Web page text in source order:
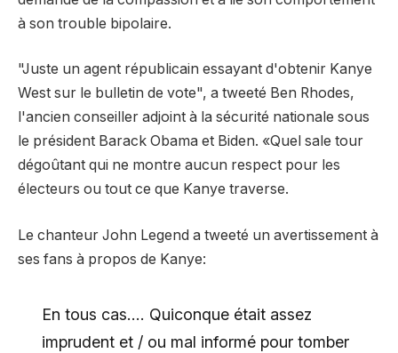
à son trouble bipolaire.
"Juste un agent républicain essayant d'obtenir Kanye
West sur le bulletin de vote", a tweeté Ben Rhodes,
l'ancien conseiller adjoint à la sécurité nationale sous
le président Barack Obama et Biden. «Quel sale tour
dégoûtant qui ne montre aucun respect pour les
électeurs ou tout ce que Kanye traverse.
Le chanteur John Legend a tweeté un avertissement à
ses fans à propos de Kanye:
En tous cas…. Quiconque était assez
imprudent et / ou mal informé pour tomber